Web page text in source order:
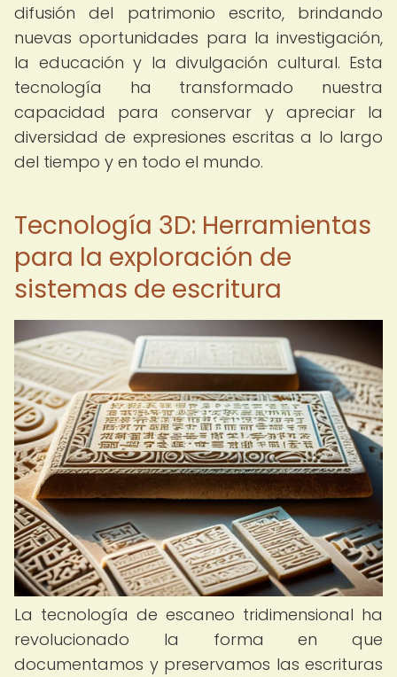
difusión del patrimonio escrito, brindando
nuevas oportunidades para la investigación,
la educación y la divulgación cultural. Esta
tecnología ha transformado nuestra
capacidad para conservar y apreciar la
diversidad de expresiones escritas a lo largo
del tiempo y en todo el mundo.
Tecnología 3D: Herramientas
para la exploración de
sistemas de escritura
La tecnología de escaneo tridimensional ha
revolucionado la forma en que
documentamos y preservamos las escrituras